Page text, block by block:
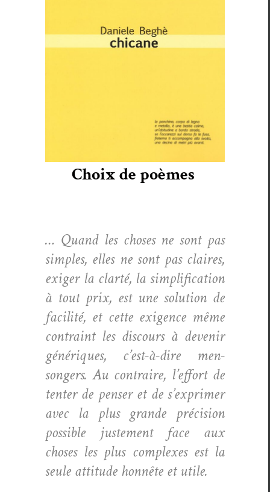
Choix de poèmes
… Quand les choses ne sont pas
sim­ples, elles ne sont pas claires,
exiger la clarté, la sim­pli­fi­ca­tion
à tout prix, est une solu­tion de
facil­ité, et cette exi­gence même
con­traint les dis­cours à devenir
génériques, c’est-à-dire men­
songers. Au con­traire, l’effort de
ten­ter de penser et de s’exprimer
avec la plus grande pré­ci­sion
pos­si­ble juste­ment face aux
choses les plus com­plex­es est la
seule atti­tude hon­nête et utile.